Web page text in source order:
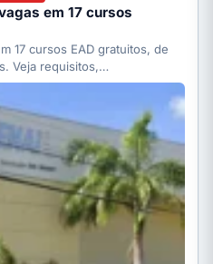
em 17 cursos
17 cursos EAD gratuitos, de
Veja requisitos,…